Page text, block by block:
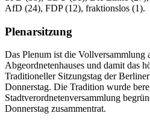
AfD (24), FDP (12), fraktionslos (1).
Plenarsitzung
Das Plenum ist die Vollversammlung
Abgeordnetenhauses und damit das
Traditioneller Sitzungstag der
Donnerstag. Die Tradition wurde
Stadtverordnetenversammlung
Donnerstag zusammentrat.